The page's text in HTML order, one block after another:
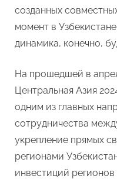
созданных
момент в
динамика, конечно,
На прошедшей в
Центральная Азия
одним из главных
сотрудничества
укрепление прямых
регионами
инвестиций